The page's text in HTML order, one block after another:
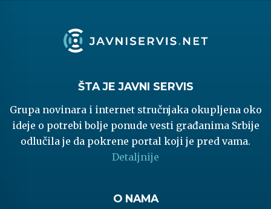
ŠTA JE JAVNI SERVIS
Grupa novinara i internet stručnjaka okupljena oko
ideje o potrebi bolje ponude vesti građanima Srbije
odlučila je da pokrene portal koji je pred vama.
Detaljnije
O NAMA